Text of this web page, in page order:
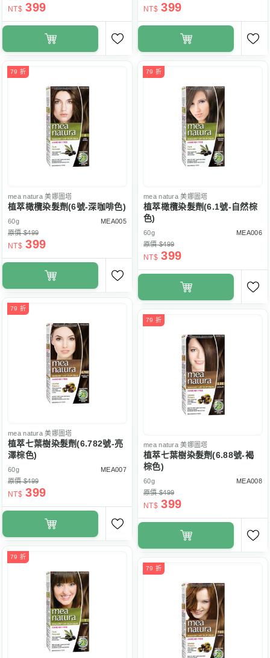
NT$ 399 NT$ 399
79 折
mea natura 美娜圖塔
植萃橄欖染髮劑(6號-深咖啡色)
60g
MEA005
原價 $499
NT$ 399
79 折
mea natura 美娜圖塔
植萃橄欖染髮劑(6.1號-自然棕
色)
60g
MEA006
原價 $499
NT$ 399
79 折
mea natura 美娜圖塔
植萃七葉樹染髮劑(6.782號-亮
澤棕色)
60g
MEA007
原價 $499
NT$ 399
79 折
mea natura 美娜圖塔
植萃七葉樹染髮劑(6.88號-褐
棕色)
60g
MEA008
原價 $499
NT$ 399
79 折
79 折